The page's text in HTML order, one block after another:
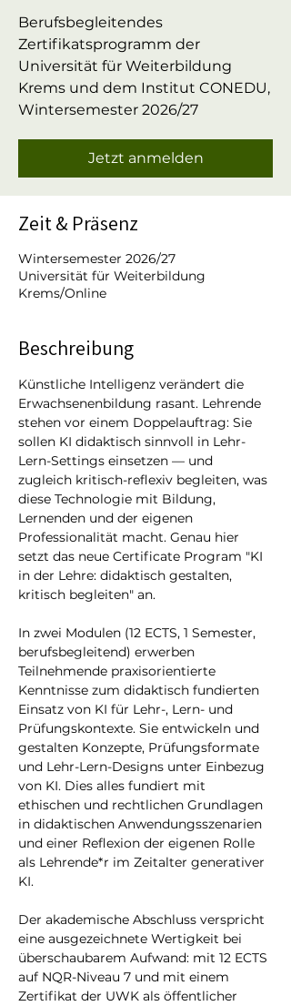
Berufsbegleitendes
Zertifikatsprogramm der
Universität für Weiterbildung
Krems und dem Institut CONEDU,
Wintersemester 2026/27
Jetzt anmelden
Zeit & Präsenz
Wintersemester 2026/27
Universität für Weiterbildung
Krems/Online
Beschreibung
Künstliche Intelligenz verändert die
Erwachsenenbildung rasant. Lehrende
stehen vor einem Doppelauftrag: Sie
sollen KI didaktisch sinnvoll in Lehr-
Lern-Settings einsetzen — und
zugleich kritisch-reflexiv begleiten, was
diese Technologie mit Bildung,
Lernenden und der eigenen
Professionalität macht. Genau hier
setzt das neue Certificate Program "KI
in der Lehre: didaktisch gestalten,
kritisch begleiten" an.
In zwei Modulen (12 ECTS, 1 Semester,
berufsbegleitend) erwerben
Teilnehmende praxisorientierte
Kenntnisse zum didaktisch fundierten
Einsatz von KI für Lehr-, Lern- und
Prüfungskontexte. Sie entwickeln und
gestalten Konzepte, Prüfungsformate
und Lehr-Lern-Designs unter Einbezug
von KI. Dies alles fundiert mit
ethischen und rechtlichen Grundlagen
in didaktischen Anwendungsszenarien
und einer Reflexion der eigenen Rolle
als Lehrende*r im Zeitalter generativer
KI.
Der akademische Abschluss verspricht
eine ausgezeichnete Wertigkeit bei
überschaubarem Aufwand: mit 12 ECTS
auf NQR-Niveau 7 und mit einem
Zertifikat der UWK als öffentlicher